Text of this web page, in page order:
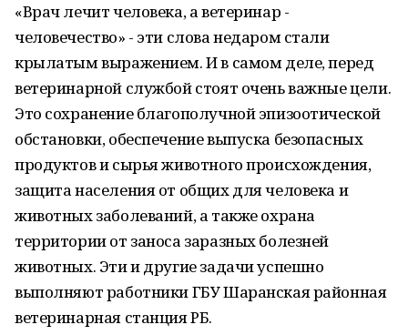
«Врач лечит человека, а ветеринар -
человечество» - эти слова недаром стали
крылатым выражением. И в самом деле, перед
ветеринарной службой стоят очень важные цели.
Это сохранение благополучной эпизоотической
обстановки, обеспечение выпуска безопасных
продуктов и сырья животного происхождения,
защита населения от общих для человека и
животных заболеваний, а также охрана
территории от заноса заразных болезней
животных. Эти и другие задачи успешно
выполняют работники ГБУ Шаранская районная
ветеринарная станция РБ.